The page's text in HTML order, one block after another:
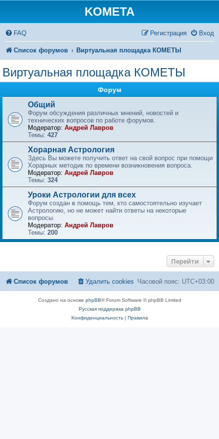
KOMETA
FAQ Вход
Регистрация
Список форумов Виртуальная площадка КОМЕТЫ
Виртуальная площадка КОМЕТЫ
Форум
Общий
Форум обсуждения различных мнений, новостей и
технических вопросов по работе форумов.
Модератор: Андрей Лавров
Темы: 427
Хорарная Астрология
Здесь Вы можете получить ответ на свой вопрос при помощи
Хорарных методик по времени возникновения вопроса.
Модератор: Андрей Лавров
Темы: 324
Уроки Астрологии для всех
Форум создан в помощь тем, кто самостоятельно изучает
Астрологию, но не может найти ответы на некоторые
вопросы.
Модератор: Андрей Лавров
Темы: 200
Перейти
Список форумов Часовой пояс: UTC+03:00
Удалить cookies
Создано на основе phpBB® Forum Software © phpBB Limited
Русская поддержка phpBB
Конфиденциальность| Правила